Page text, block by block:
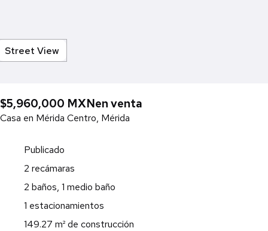
Street View
$5,960,000 MXNen venta
Casa en Mérida Centro, Mérida
Publicado
2 recámaras
2 baños, 1 medio baño
1 estacionamientos
149.27 m² de construcción